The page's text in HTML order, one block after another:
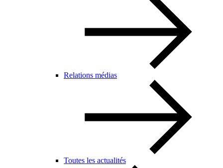
Relations médias
Toutes les actualités